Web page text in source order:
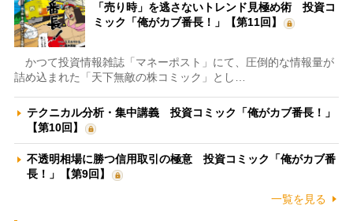
「売り時」を逃さないトレンド見極め術 投資コ
ミック「俺がカブ番長！」【第11回】
かつて投資情報雑誌「マネーポスト」にて、圧倒的な情報量が
詰め込まれた「天下無敵の株コミック」とし…
テクニカル分析・集中講義 投資コミック「俺がカブ番長！」
【第10回】
不透明相場に勝つ信用取引の極意 投資コミック「俺がカブ番
長！」【第9回】
一覧を見る